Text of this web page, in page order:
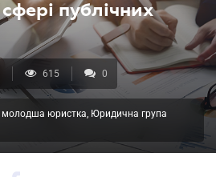
публічних
615 0
молодша юристка, Юридична група